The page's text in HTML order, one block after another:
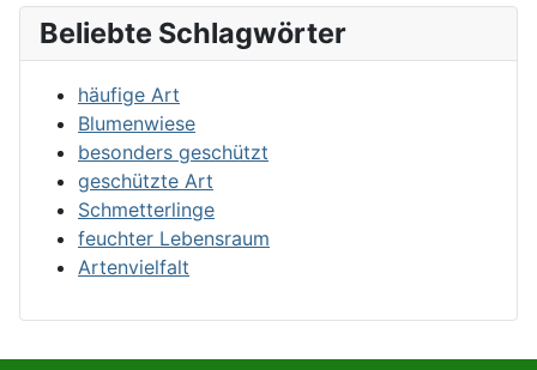
Beliebte Schlagwörter
häufige Art
Blumenwiese
besonders geschützt
geschützte Art
Schmetterlinge
feuchter Lebensraum
Artenvielfalt